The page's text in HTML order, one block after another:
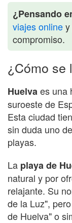
¿Pensando
viajes online
compromiso.
¿Cómo se
Huelvaes una
suroeste de
Esta ciudad
sin duda uno
playas.
La playa de
natural y por
relajante. Su
de la Luz",
de Huelva" o